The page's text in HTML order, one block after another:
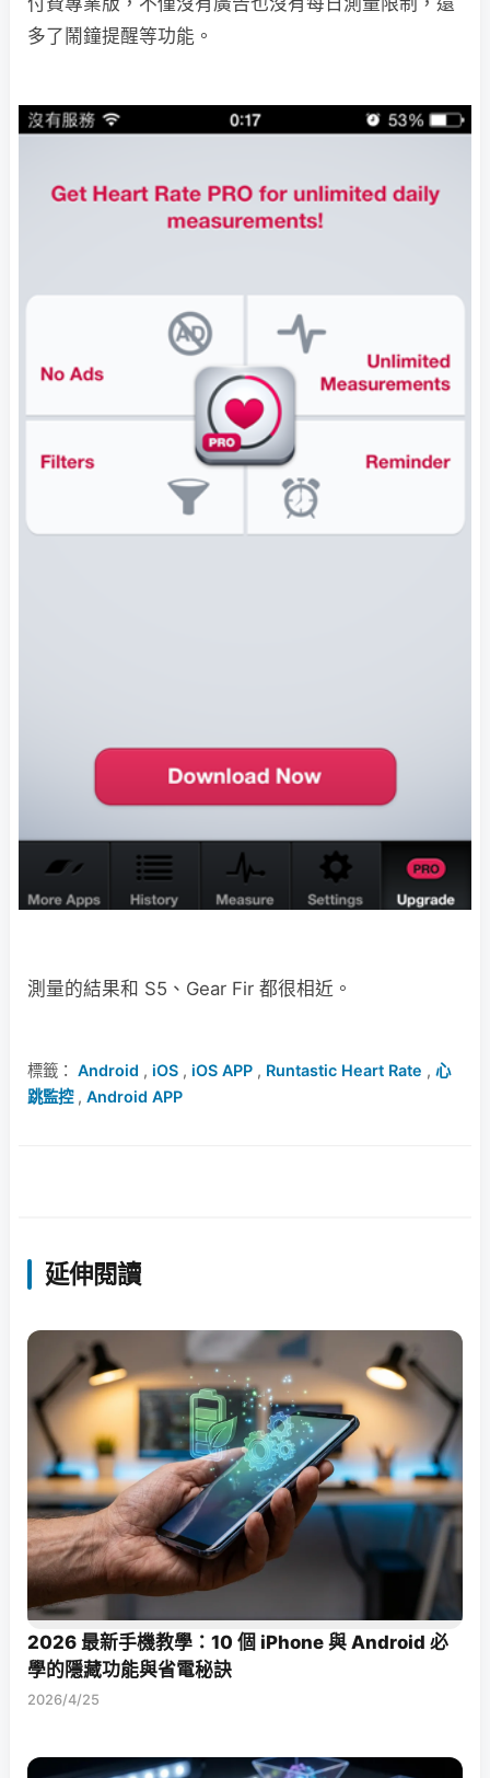
多了鬧鐘提醒等功能。
測量的結果和 S5、Gear Fir 都很相近。
標籤： Android , iOS , iOS APP , Runtastic Heart Rate , 心
跳監控, Android APP
延伸閱讀
2026 最新手機教學：10 個 iPhone 與 Android 必
學的隱藏功能與省電秘訣
2026/4/25